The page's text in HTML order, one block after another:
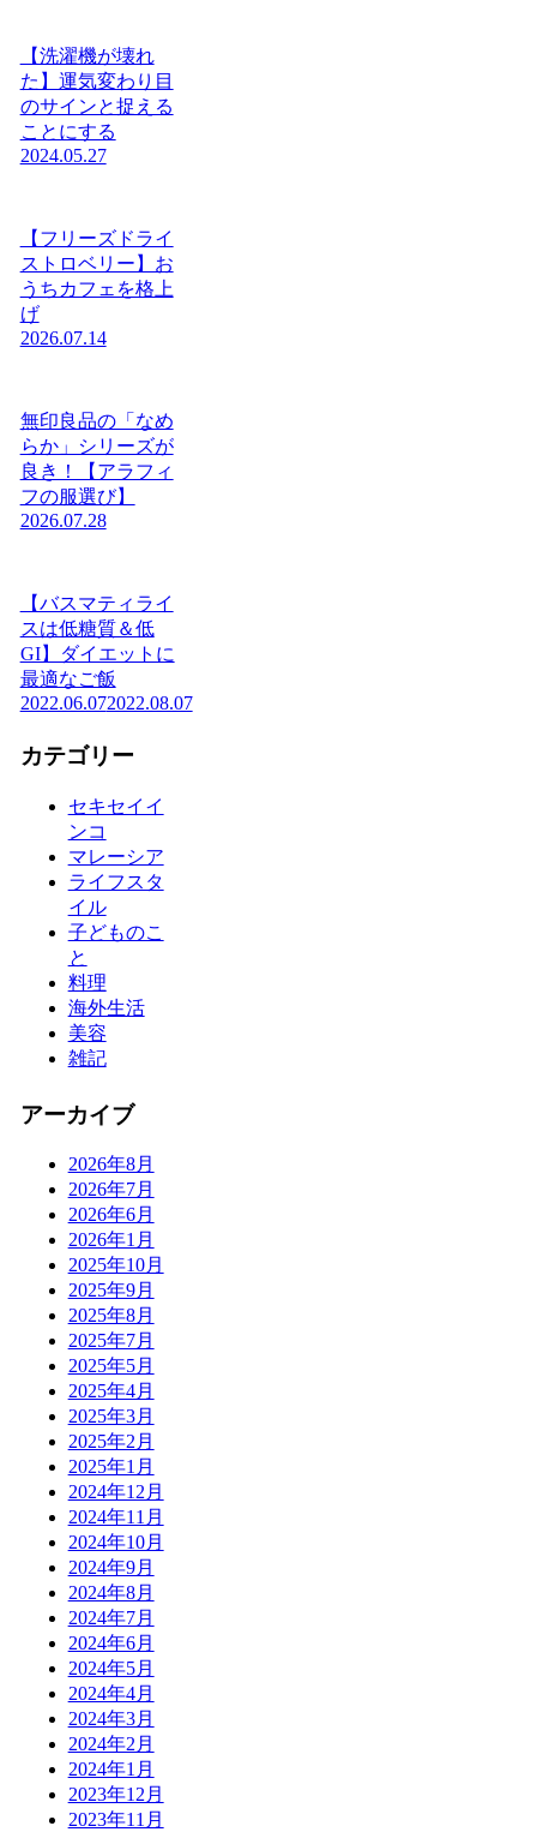
【洗濯機が壊れ
た】運気変わり目
のサインと捉える
ことにする
2024.05.27
【フリーズドライ
ストロベリー】お
うちカフェを格上
げ
2026.07.14
無印良品の「なめ
らか」シリーズが
良き！【アラフィ
フの服選び】
2026.07.28
【バスマティライ
スは低糖質＆低
GI】ダイエットに
最適なご飯
2022.06.072022.08.07
カテゴリー
セキセイイ
ンコ
マレーシア
ライフスタ
イル
子どものこ
と
料理
海外生活
美容
雑記
アーカイブ
2026年8月
2026年7月
2026年6月
2026年1月
2025年10月
2025年9月
2025年8月
2025年7月
2025年5月
2025年4月
2025年3月
2025年2月
2025年1月
2024年12月
2024年11月
2024年10月
2024年9月
2024年8月
2024年7月
2024年6月
2024年5月
2024年4月
2024年3月
2024年2月
2024年1月
2023年12月
2023年11月